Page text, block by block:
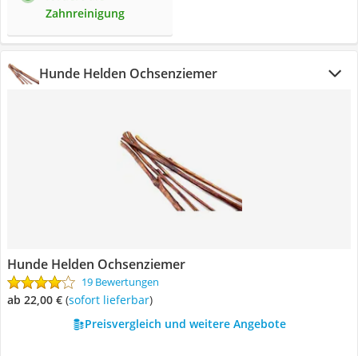
Zahnreinigung
Hunde Helden Ochsenziemer
Hunde Helden Ochsenziemer
19 Bewertungen
ab 22,00 € ( Sofort lieferbar)
Preisvergleich und weitere Angebote